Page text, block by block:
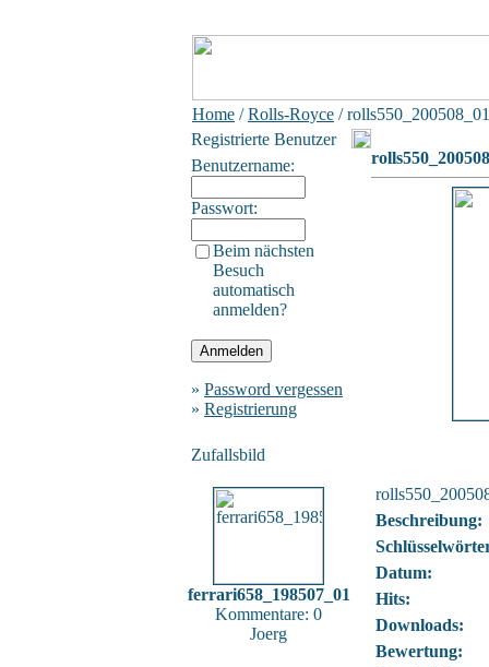
Home /Rolls-Royce / rolls550_200508_01
Registrierte Benutzer
Benutzername:
Passwort:
Beim nächsten
Besuch
automatisch
anmelden?
» Password vergessen
» Registrierung
Zufallsbild
ferrari658_198507_01
Kommentare: 0
Joerg
Beschreibung:
Datum:
Hits:
Downloads:
Bewertung: